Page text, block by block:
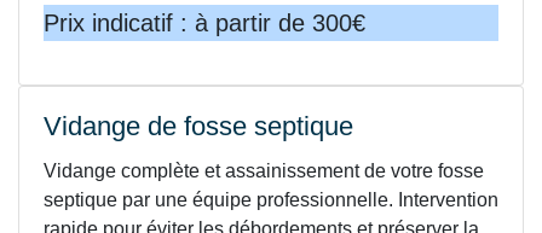
Prix indicatif : à partir de 300€
Vidange de fosse septique
Vidange complète et assainissement de votre fosse
septique par une équipe professionnelle. Intervention
rapide pour éviter les débordements et préserver la